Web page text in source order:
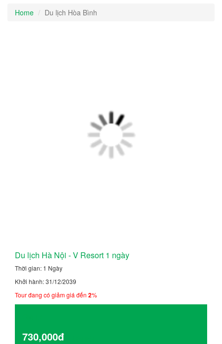
Home Du lịch Hòa Bình
Du lịch Hà Nội - V Resort 1 ngày
Thời gian: 1 Ngày
Khởi hành: 31/12/2039
Tour đang có giảm giá đến 2%
730,000đ